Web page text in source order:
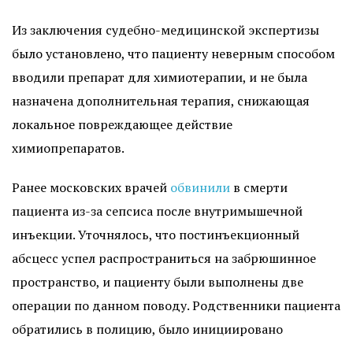
Из заключения судебно-медицинской экспертизы
было установлено, что пациенту неверным способом
вводили препарат для химиотерапии, и не была
назначена дополнительная терапия, снижающая
локальное повреждающее действие
химиопрепаратов.
Ранее московских врачей обвинили в смерти
пациента из-за сепсиса после внутримышечной
инъекции. Уточнялось, что постинъекционный
абсцесс успел распространиться на забрюшинное
пространство, и пациенту были выполнены две
операции по данном поводу. Родственники пациента
обратились в полицию, было инициировано